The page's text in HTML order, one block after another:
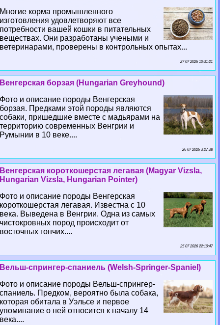
Многие корма промышленного
изготовления удовлетворяют все
потребности вашей кошки в питательных
веществах. Они разработаны учеными и
ветеринарами, проверены в контрольных опытах...
27 07 2026 10:31:21
Венгерская борзая (Hungarian Greyhound)
Фото и описание породы Венгерская
борзая. Предками этой породы являются
собаки, пришедшие вместе с мадьярами на
территорию современных Венгрии и
Румынии в 10 веке....
26 07 2026 3:27:38
Венгерская короткошерстая легавая (Magyar Vizsla,
Hungarian Vizsla, Hungarian Pointer)
Фото и описание породы Венгерская
короткошерстая легавая. Известна с 10
века. Выведена в Венгрии. Одна из самых
чистокровных пород происходит от
восточных гончих....
25 07 2026 22:10:47
Вельш-спрингер-спаниель (Welsh-Springer-Spaniel)
Фото и описание породы Вельш-спрингер-
спаниель. Предком, вероятно была собака,
которая обитала в Уэльсе и первое
упоминание о ней относится к началу 14
века....